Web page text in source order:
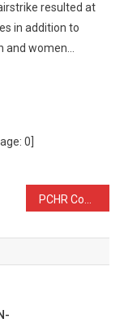
resulted at
in addition to
and women…
0
PCHR Condemns Israeli Authorities’ Decision to Decrease Fishing Area to Three Nautical Miles